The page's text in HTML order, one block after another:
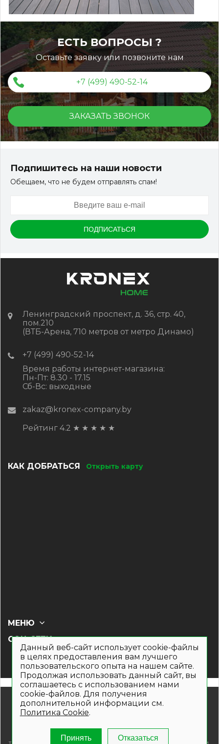
150*25*3000 мм
КУПИТЬ
ЕСТЬ ВОПРОСЫ ?
Оставьте заявку или позвоните нам
+7 (499) 490-52-14
ЗАКАЗАТЬ ЗВОНОК
Подпишитесь на наши новости
Обещаем, что не будем отправлять спам!
Ленинградский проспект, д. 36, стр. 40,
пом.210
(ВТБ-Арена, 710 метров от метро Динамо)
+7 (499) 490-52-14
Время работы интернет-магазина:
Пн-Пт: 8.30 - 17.15
Сб-Вс: выходные
zakaz@kronex-company.by
Рейтинг 4.2 ★ ★ ★ ★ ★
КАК ДОБРАТЬСЯ Открыть карту
СОЦ СЕТИ
МЕНЮ
© 2019- 2026. Общество с ограниченной ответственностью
«Кронекс»
Информация на сайте носит рекламно-информационный
подробной информации о наличии и стоимости указанных
товаров и (или) услуг , пожалуйста, обращайтесь по телефонам,
Данный веб-сайт использует cookie-файлы
в целях предоставления вам лучшего
пользовательского опыта на нашем сайте.
Продолжая использовать данный сайт, вы
соглашаетесь с использованием нами
cookie-файлов. Для получения
дополнительной информации см.
Политика Cookie.
Принять Отказаться